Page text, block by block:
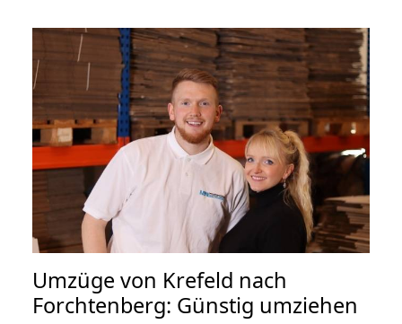
Umzüge von Krefeld nach
Forchtenberg: Günstig umziehen